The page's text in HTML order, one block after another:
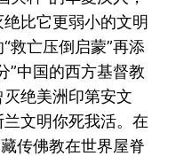
比它更弱小的文明
救亡压倒启蒙”再添
”中国的西方基督教
绝美洲印第安文
文明你死我活。在
传佛教在世界屋脊